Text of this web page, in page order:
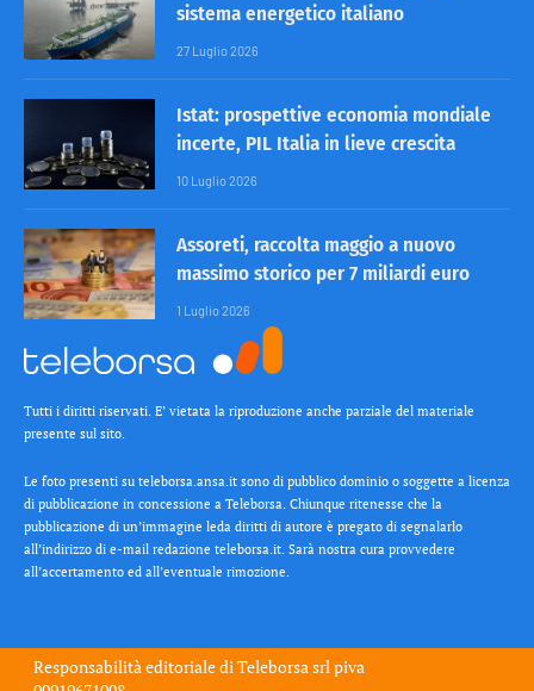
sistema energetico italiano
27 Luglio 2026
Istat: prospettive economia mondiale
incerte, PIL Italia in lieve crescita
10 Luglio 2026
Assoreti, raccolta maggio a nuovo
massimo storico per 7 miliardi euro
1 Luglio 2026
Tutti i diritti riservati. E’ vietata la riproduzione anche parziale del materiale
presente sul sito.
Le foto presenti su teleborsa.ansa.it sono di pubblico dominio o soggette a licenza
di pubblicazione in concessione a Teleborsa. Chiunque ritenesse che la
pubblicazione di un’immagine leda diritti di autore è pregato di segnalarlo
all’indirizzo di e-mail redazione teleborsa.it. Sarà nostra cura provvedere
all’accertamento ed all’eventuale rimozione.
Responsabilità editoriale diTeleborsa srlpiva